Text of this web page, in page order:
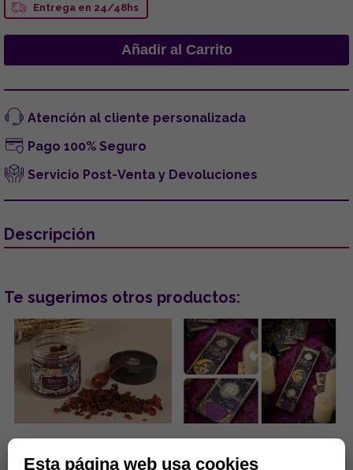
Entrega en 24/48hs
Atención al cliente personalizada
Pago 100% Seguro
Servicio Post-Venta y Devoluciones
Descripción
Te sugerimos otros productos:
MIRRA. TARRO DE 100G
MARSELLA (Nag Champa y
Esta página web usa cookies